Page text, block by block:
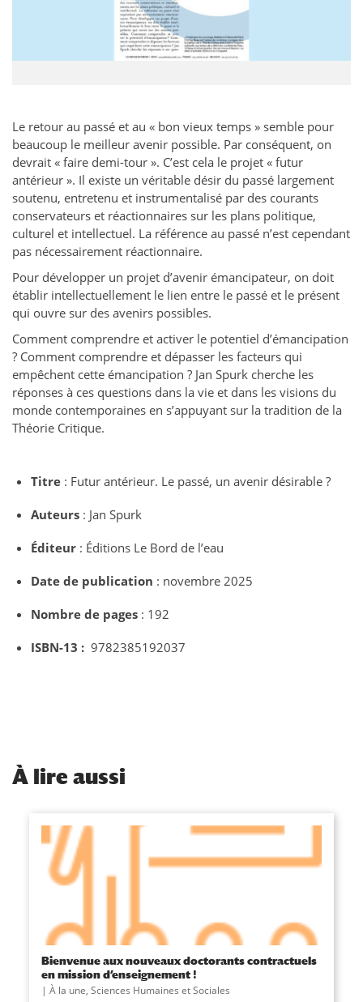
Le retour au passé et au « bon vieux temps » semble pour
beaucoup le meilleur avenir possible. Par conséquent, on
devrait « faire demi-tour ». C’est cela le projet « futur
antérieur ». Il existe un véritable désir du passé largement
soutenu, entretenu et instrumentalisé par des courants
conservateurs et réactionnaires sur les plans politique,
culturel et intellectuel. La référence au passé n’est cependant
pas nécessairement réactionnaire.
Pour développer un projet d’avenir émancipateur, on doit
établir intellectuellement le lien entre le passé et le présent
qui ouvre sur des avenirs possibles.
Comment comprendre et activer le potentiel d’émancipation
? Comment comprendre et dépasser les facteurs qui
empêchent cette émancipation ? Jan Spurk cherche les
réponses à ces questions dans la vie et dans les visions du
monde contemporaines en s’appuyant sur la tradition de la
Théorie Critique.
Titre : Futur antérieur. Le passé, un avenir désirable ?
Auteurs : Jan Spurk
Éditeur : Éditions Le Bord de l’eau
Date de publication : novembre 2025
Nombre de pages : 192
ISBN-13 : ‎ 9782385192037
À lire aussi
Bienvenue aux nouveaux doctorants contractuels
en mission d’enseignement !
À la une, Sciences Humaines et Sociales